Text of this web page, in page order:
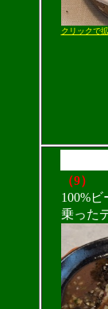
クリックで
（9）
100%
乗った